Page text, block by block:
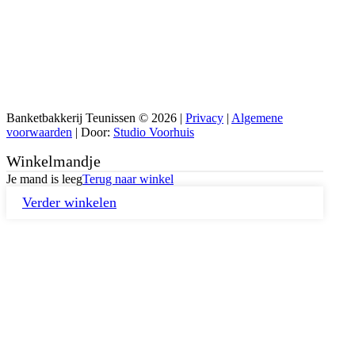
Banketbakkerij Teunissen © 2026 | Privacy | Algemene
voorwaarden | Door: Studio Voorhuis
Winkelmandje
Je mand is leegTerug naar winkel
Verder winkelen